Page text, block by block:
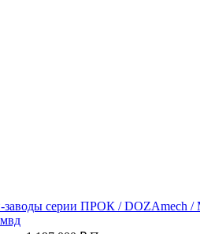
серии ПРОК / DOZAmech /